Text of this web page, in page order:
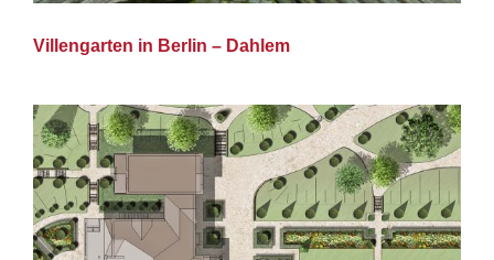
Villengarten in Berlin – Dahlem